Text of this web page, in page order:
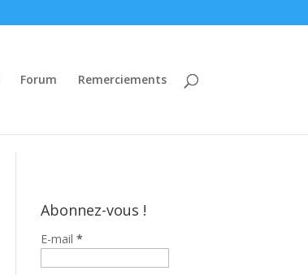
Forum Remerciements
Abonnez-vous !
E-mail*